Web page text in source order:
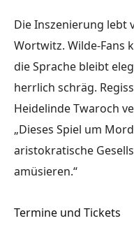
Die Inszenierung lebt
Wortwitz. Wilde-Fans
die Sprache bleibt
herrlich schräg.
Heidelinde Twaroch
„Dieses Spiel um
aristokratische
amüsieren.“
Termine und Tickets